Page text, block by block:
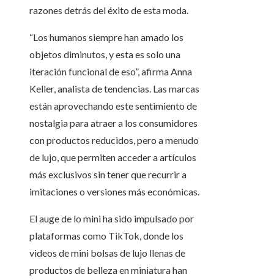
razones detrás del éxito de esta moda.
“Los humanos siempre han amado los
objetos diminutos, y esta es solo una
iteración funcional de eso”, afirma Anna
Keller, analista de tendencias. Las marcas
están aprovechando este sentimiento de
nostalgia para atraer a los consumidores
con productos reducidos, pero a menudo
de lujo, que permiten acceder a artículos
más exclusivos sin tener que recurrir a
imitaciones o versiones más económicas.
El auge de lo mini ha sido impulsado por
plataformas como TikTok, donde los
videos de mini bolsas de lujo llenas de
productos de belleza en miniatura han